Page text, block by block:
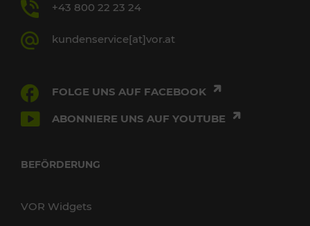
+43 800 22 23 24
kundenservice[at]vor.at
FOLGE UNS AUF FACEBOOK
ABONNIERE UNS AUF YOUTUBE
BEFÖRDERUNG
VOR Widgets